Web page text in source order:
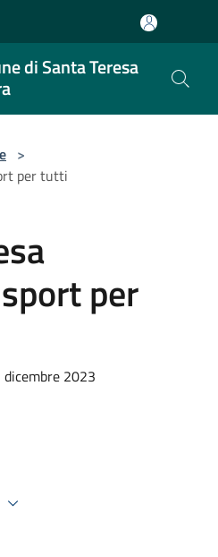
di Santa Teresa
>
per tutti
per
dicembre 2023